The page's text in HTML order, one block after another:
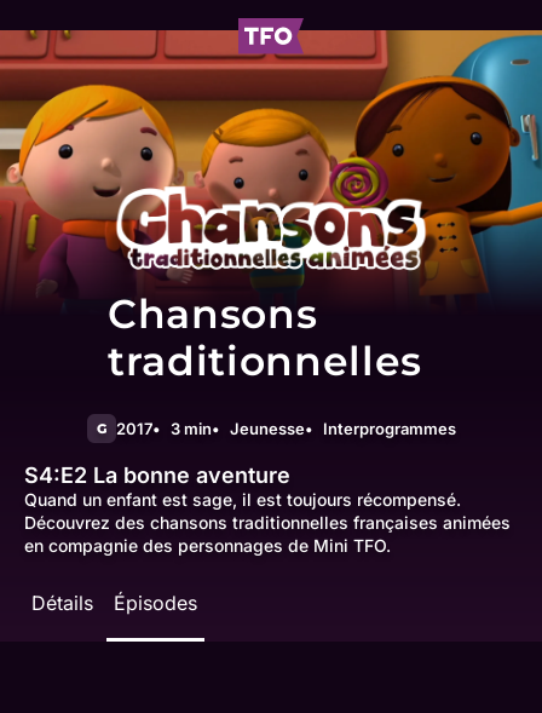
Chansons
traditionnelles
G 2017 3 min Jeunesse Interprogrammes
S4:E2 La bonne aventure
Quand un enfant est sage, il est toujours récompensé.
Découvrez des chansons traditionnelles françaises animées
en compagnie des personnages de Mini TFO.
Détails Épisodes